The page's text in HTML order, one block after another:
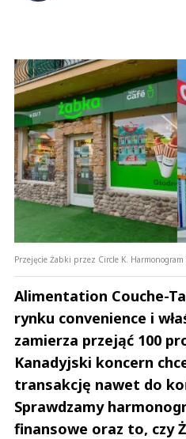
Przejęcie Żabki przez Circle K.
Alimentation Couche-
rynku convenience i
zamierza przejąć 100
Kanadyjski koncern
transakcję nawet do
Sprawdzamy
finansowe oraz to, czy